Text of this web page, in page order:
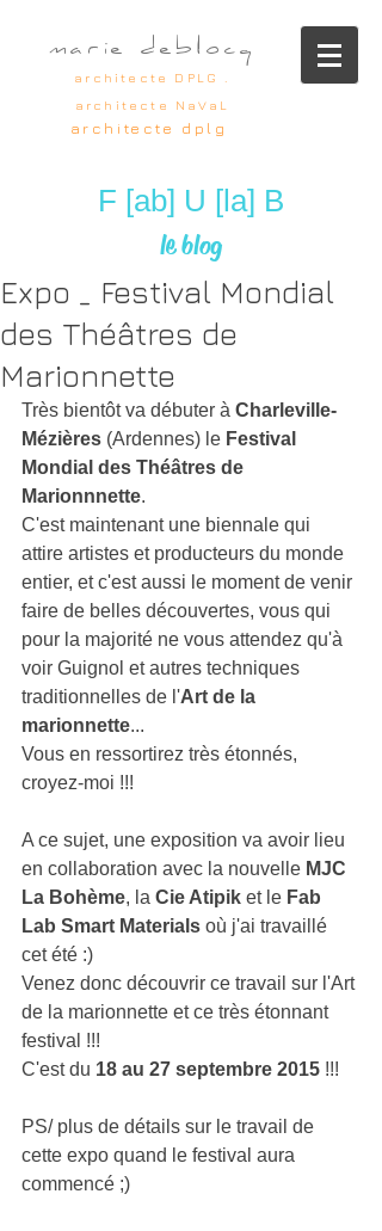
marie deblocq
architecte DPLG .
architecte NaVaL
architecte dplg
F [ab] U [la] B
le blog
Expo _ Festival Mondial
des Théâtres de
Marionnette
Très bientôt va débuter à Charleville-
Mézières (Ardennes) le Festival
Mondial des Théâtres de
Marionnnette.
C'est maintenant une biennale qui
attire artistes et producteurs du monde
entier, et c'est aussi le moment de venir
faire de belles découvertes, vous qui
pour la majorité ne vous attendez qu'à
voir Guignol et autres techniques
traditionnelles de l'Art de la
marionnette...
Vous en ressortirez très étonnés,
croyez-moi !!!
A ce sujet, une exposition va avoir lieu
en collaboration avec la nouvelle MJC
La Bohème, la Cie Atipik et le Fab
Lab Smart Materials où j'ai travaillé
cet été :)
Venez donc découvrir ce travail sur l'Art
de la marionnette et ce très étonnant
festival !!!
C'est du 18 au 27 septembre 2015 !!!
PS/ plus de détails sur le travail de
cette expo quand le festival aura
commencé ;)